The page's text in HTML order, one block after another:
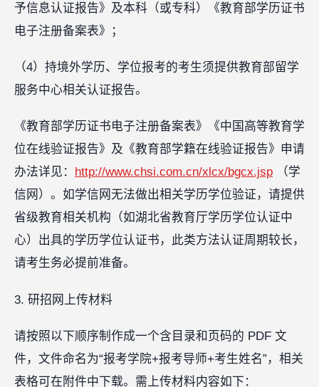
予信息认证报告》及本科（或专科）《教育部学历证书
电子注册备案表》；
（4）持境外学历、学位报考的考生须提供教育部留学
服务中心相关认证报告。
《教育部学历证书电子注册备案表》《中国高等教育学
位在线验证报告》及《教育部学籍在线验证报告》申请
办法详见：
http://www.chsi.com.cn/xlcx/bgcx.jsp （学
信网）。如学信网无法做出相关学历学位验证，请提供
省级教育相关机构（如湖北省教育厅学历学位认证中
心）出具的学历学位认证书，此类方法认证周期较长，
请考生务必提前准备。
3. 研招网上传材料
请按照以下顺序制作成一个含目录和页码的 PDF 文
件，文件命名为“报考学院+报考导师+考生姓名”，相关
表格可在附件中下载。需上传材料内容如下：